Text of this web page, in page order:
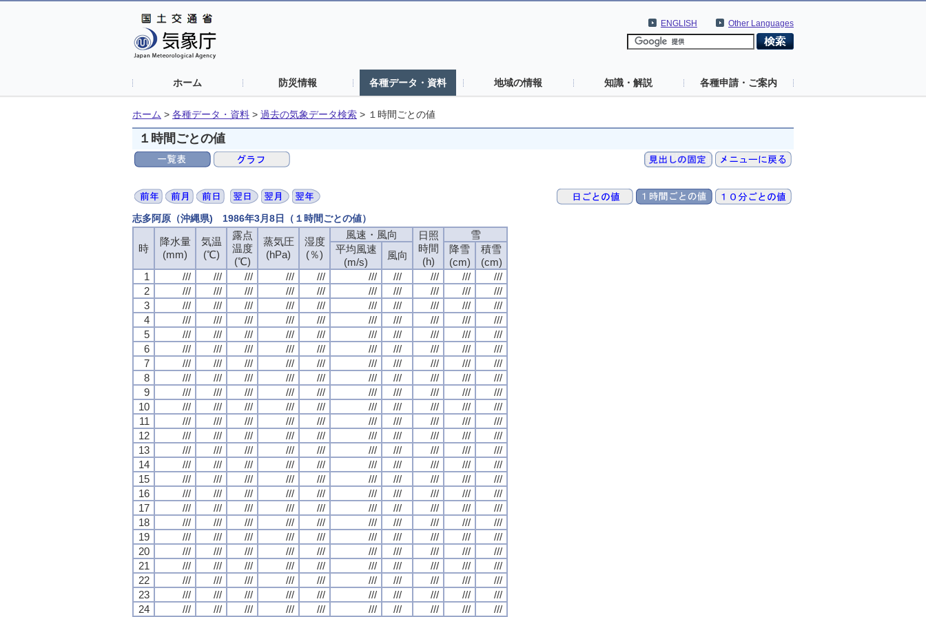
Other Languages
ENGLISH
ホーム 防災情報 各種データ・資料 地域の情報 知識・解説 各種申請・ご案内
ホーム > 各種データ・資料 > 過去の気象データ検索 > １時間ごとの値
１時間ごとの値
志多阿原（沖縄県) 1986年3月8日（１時間ごとの値）
時
降水量
(mm)
気温
(℃)
露点
温度
(℃)
蒸気圧
(hPa)
湿度
(％)
風速・風向
日照
時間
(h)
雪
平均風速
(m/s)
風向
降雪
(cm)
積雪
(cm)
1
/// /// /// /// /// /// /// /// ///
///
2
/// /// /// /// /// /// /// /// ///
///
3
/// /// /// /// /// /// /// /// ///
///
4
/// /// /// /// /// /// /// /// ///
///
5
/// /// /// /// /// /// /// /// ///
///
6
/// /// /// /// /// /// /// /// ///
///
7
/// /// /// /// /// /// /// /// ///
///
8
/// /// /// /// /// /// /// /// ///
///
9
/// /// /// /// /// /// /// /// ///
///
10
/// /// /// /// /// /// /// /// ///
///
11
/// /// /// /// /// /// /// /// ///
///
12
/// /// /// /// /// /// /// /// ///
///
13
/// /// /// /// /// /// /// /// ///
///
14
/// /// /// /// /// /// /// /// ///
///
15
/// /// /// /// /// /// /// /// ///
///
16
/// /// /// /// /// /// /// /// ///
///
17
/// /// /// /// /// /// /// /// ///
///
18
/// /// /// /// /// /// /// /// ///
///
19
/// /// /// /// /// /// /// /// ///
///
20
/// /// /// /// /// /// /// /// ///
///
21
/// /// /// /// /// /// /// /// ///
///
22
/// /// /// /// /// /// /// /// ///
///
23
/// /// /// /// /// /// /// /// ///
///
24
/// /// /// /// /// /// /// /// /// ///